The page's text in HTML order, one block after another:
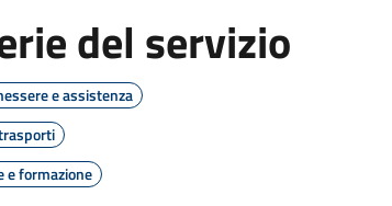
del servizio
e assistenza
e formazione